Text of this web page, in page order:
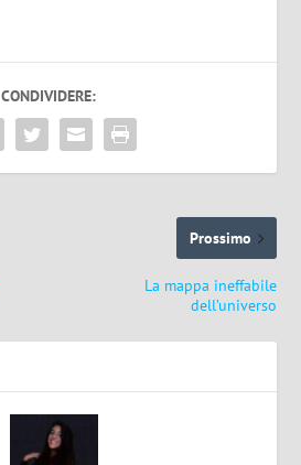
CONDIVIDERE:
Prossimo
La mappa ineffabile
dell’universo